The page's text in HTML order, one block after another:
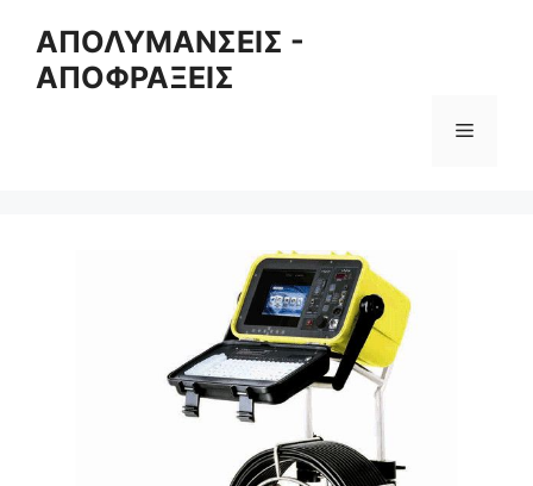
content
ΑΠΟΛΥΜΑΝΣΕΙΣ -
ΑΠΟΦΡΑΞΕΙΣ
Menu